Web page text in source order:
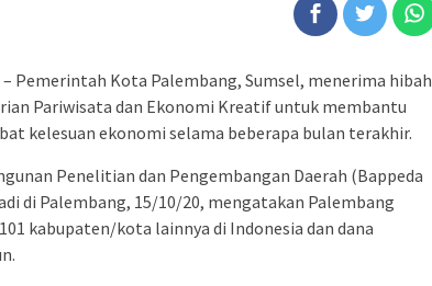
– Pemerintah Kota Palembang, Sumsel, menerima hibah
Pariwisata dan Ekonomi Kreatif untuk membantu
kelesuan ekonomi selama beberapa bulan terakhir.
Penelitian dan Pengembangan Daerah (Bappeda
di Palembang, 15/10/20, mengatakan Palembang
kabupaten/kota lainnya di Indonesia dan dana